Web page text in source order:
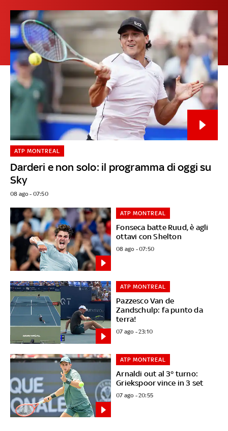
Darderi e non solo: il programma di oggi su
Sky
ATP MONTREAL
08 ago - 07:50
Fonseca batte Ruud, è agli
ottavi con Shelton
ATP MONTREAL
08 ago - 07:50
Pazzesco Van de
Zandschulp: fa punto da
terra!
ATP MONTREAL
07 ago - 23:10
Arnaldi out al 3° turno:
Griekspoor vince in 3 set
ATP MONTREAL
07 ago - 20:55